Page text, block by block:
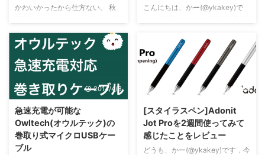
探してもなかなか見つからなかっ
ってしまった ...
辛いので皆さんつけましょう！
posted w ...
かわいかったから仕方ない。 秋
品。値段は400円ほど。見た瞬間
に欲しくなった。 ケースのドロ
反発な素材で作られているドロイ
描かれたキュートな柄なのだっ。
ひょこっと顔出してるドロイド君
の良さ。 ケースの中身 中身は少
し黄ばんだ印象(´・ω・｀) ま、
いっか。特に色以外で気になるポ
イントはない。中はふわふわして
こんにちは、かー(@ykakey)で
簡単な記事を書きました。 350
円のアンチグレア液晶保護フィル
ム Amazonで350円でした。参考
価格1300円から950円引きされ
ており、お得な印象。 ただ、
発送します。」とあり、Amazon
が発送してくれるものではないの
で少し時間がかかりました。
（2、3日程度） フィルムをはり
2014/4/8
急速充電が可能な
Owltech(オウルテック)の
巻取り式マイクロUSBケー
ブル
2014/2/28
[スタイラスペン]Adonit
Jot Proを2週間使ってみて
感じたことをレビュー
どうも、かー(@ykakey)です．今